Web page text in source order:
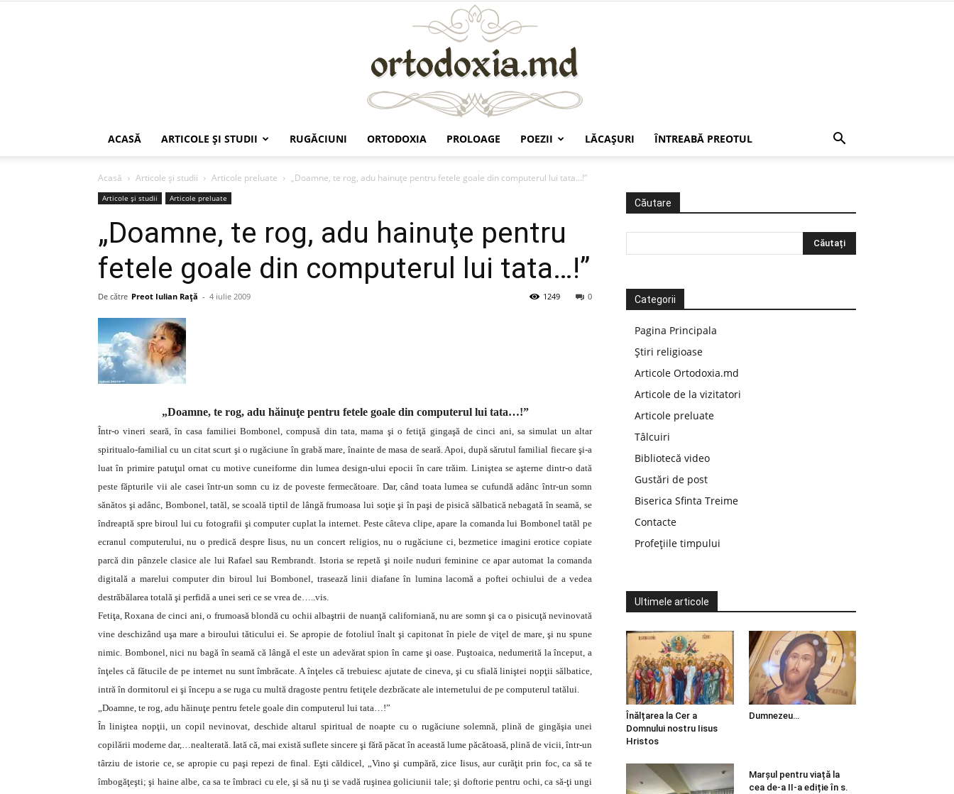
ACASĂ ARTICOLE ŞI STUDII RUGĂCIUNI ORTODOXIA PROLOAGE POEZII LĂCAŞURI ÎNTREABĂ PREOTUL
Acasă Articole şi studii Articole preluate „Doamne, te rog, adu hainuţe pentru fetele goale din computerul lui tata…!”
Articole şi studii Articole preluate
„Doamne, te rog, adu hainuţe pentru
fetele goale din computerul lui tata…!”
De către Preot Iulian Raţă - 4 iulie 2009 0
1249
„Doamne, te rog, adu hăinuţe pentru fetele goale din computerul lui tata…!”
Într-o vineri seară, în casa familiei Bombonel, compusă din tata, mama şi o fetiţă gingaşă de cinci ani, sa simulat un altar
spiritualo-familial cu un citat scurt şi o rugăciune în grabă mare, înainte de masa de seară. Apoi, după sărutul familial fiecare şi-a
luat în primire patuţul ornat cu motive cuneiforme din lumea design-ului epocii în care trăim. Liniştea se aşterne dintr-o dată
peste făpturile vii ale casei într-un somn cu iz de poveste fermecătoare. Dar, când toata lumea se cufundă adânc într-un somn
sănătos şi adânc, Bombonel, tatăl, se scoală tiptil de lângă frumoasa lui soţie şi în paşi de pisică sălbatică nebagată în seamă, se
îndreaptă spre biroul lui cu fotografii şi computer cuplat la internet. Peste câteva clipe, apare la comanda lui Bombonel tatăl pe
ecranul computerului, nu o predică despre Iisus, nu un concert religios, nu o rugăciune ci, bezmetice imagini erotice copiate
parcă din pânzele clasice ale lui Rafael sau Rembrandt. Istoria se repetă şi noile nuduri feminine ce apar automat la comanda
digitală a marelui computer din biroul lui Bombonel, trasează linii diafane în lumina lacomă a poftei ochiului de a vedea
destrăbălarea totală şi perfidă a unei seri ce se vrea de…..vis.
Fetiţa, Roxana de cinci ani, o frumoasă blondă cu ochii albaştrii de nuanţă californiană, nu are somn şi ca o pisicuţă nevinovată
vine deschizând uşa mare a biroului tăticului ei. Se apropie de fotoliul înalt şi capitonat în piele de viţel de mare, şi nu spune
nimic. Bombonel, nici nu bagă în seamă că lângă el este un adevărat spion în carne şi oase. Puştoaica, nedumerită la început, a
înţeles că fătucile de pe internet nu sunt îmbrăcate. A înţeles că trebuiesc ajutate de cineva, şi cu sfială liniştei nopţii sălbatice,
intră în dormitorul ei şi începu a se ruga cu multă dragoste pentru fetiţele dezbrăcate ale internetului de pe computerul tatălui.
„Doamne, te rog, adu hăinuţe pentru fetele goale din computerul lui tata…!”
În liniştea nopţii, un copil nevinovat, deschide altarul spiritual de noapte cu o rugăciune solemnă, plină de gingăşia unei
copilării moderne dar,…nealterată. Iată că, mai există suflete sincere şi fără păcat în această lume păcătoasă, plină de vicii, într-un
târziu de istorie ce, se apropie cu paşi repezi de final. Eşti căldicel, „Vino şi cumpără, zice Iisus, aur curăţit prin foc, ca să te
îmbogăţeşti; şi haine albe, ca sa te îmbraci cu ele, şi să nu ţi se vadă ruşinea goliciunii tale; şi doftorie pentru ochi, ca să-ţi ungi
Căutare
Categorii
Pagina Principala
Știri religioase
Articole Ortodoxia.md
Articole de la vizitatori
Articole preluate
Tâlcuiri
Bibliotecă video
Gustări de post
Biserica Sfinta Treime
Contacte
Profețiile timpului
Ultimele articole
Înălțarea la Cer a
Domnului nostru Iisus
Hristos
Dumnezeu…
Marșul pentru viață la
cea de-a II-a ediție în s.